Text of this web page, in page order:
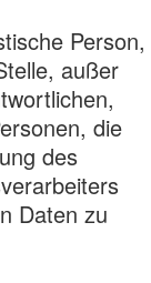
Person,
außer
die
des
Daten zu